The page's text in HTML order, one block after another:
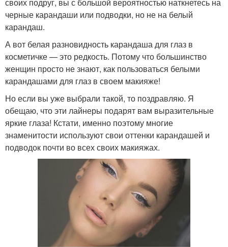
своих подруг, вы с большой вероятностью наткнетесь на
черные карандаши или подводки, но не на белый
карандаш.
А вот белая разновидность карандаша для глаз в
косметичке — это редкость. Потому что большинство
женщин просто не знают, как пользоваться белыми
карандашами для глаз в своем макияже!
Но если вы уже выбрали такой, то поздравляю. Я
обещаю, что эти лайнеры подарят вам выразительные
яркие глаза! Кстати, именно поэтому многие
знаменитости используют свои оттенки карандашей и
подводок почти во всех своих макияжах.